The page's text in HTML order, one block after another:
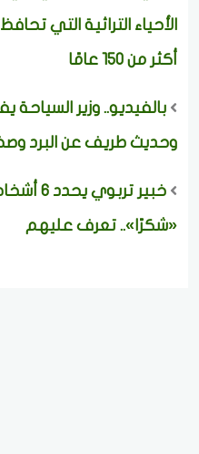
الأحياء التراثية التي
أكثر من 150 عامًا
بالفيديو.. وزير السياحة
وحديث طريف عن البرد
خبير
«شكرًا».. تعرف عليهم